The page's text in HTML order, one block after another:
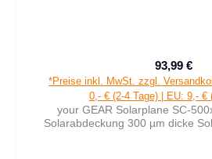
93,99 €
*Preise inkl. MwSt. zzgl.
0,- € (2-4 Tage) | EU: 9,- €
your GEAR Solarplane SC-
Solarabdeckung 300 µm dicke